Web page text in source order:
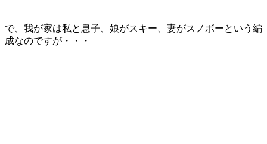
で、我が家は私と息子、娘がスキー、妻がスノボーという編
成なのですが・・・